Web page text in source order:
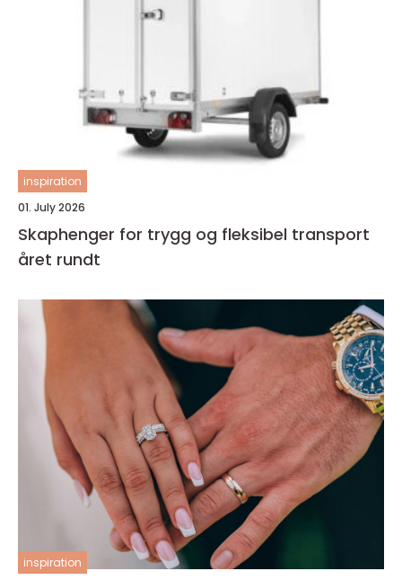
inspiration
01. July 2026
Skaphenger for trygg og fleksibel transport
året rundt
inspiration